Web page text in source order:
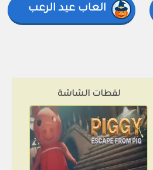
العاب عيد الرعب
لقطات الشاشة